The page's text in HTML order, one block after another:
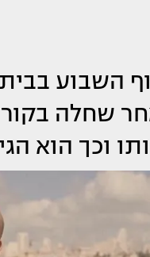
השבוע בבית
שחלה
וכך הוא